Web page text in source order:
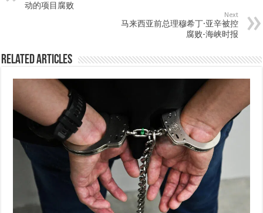
动的项目腐败
Next
马来西亚前总理穆希丁·亚辛被控
腐败-海峡时报
Related Articles